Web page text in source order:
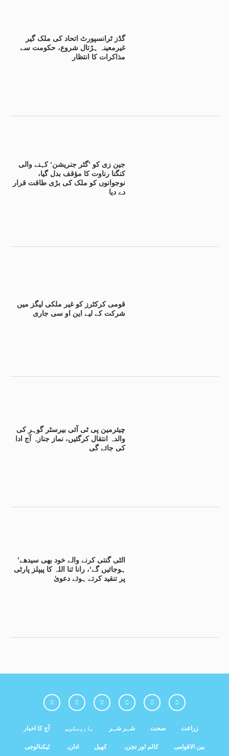
گڈز ٹرانسپورٹ اتحاد کی ملک گیر
غیرمعینہ ہڑتال شروع، حکومت سے
مذاکرات کا انتظار
جین زی کو ’گٹر جنریشن‘ کہنے والی
کنگنا رناوت کا مؤقف بدل گیا،
نوجوانوں کو ملک کی بڑی طاقت قرار
دے دیا
قومی کرکٹرز کو غیر ملکی لیگز میں
شرکت کے لیے این او سی جاری
چیئرمین پی ٹی آئی بیرسٹر گوہر کی
والدہ انتقال کرگئیں، نماز جنازہ آج ادا
کی جائے گی
’الٹی گنتی کرنے والے خود بھی سیدھے
ہوجائیں گے‘، رانا ثنا اللہ کا پیپلز پارٹی
پر تنقید کرتے ہوئے دعویٰ
آج کا اخبار ہاروسکوپ شہر شہر صحت زراعت
ٹیکنالوجی اداریہ کھیل کالم اور تجزیہ بین الاقوامی